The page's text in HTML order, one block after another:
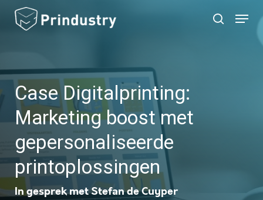
Skip
search
Menu
Case Digitalprinting:
Marketing boost met
gepersonaliseerde
printoplossingen
In gesprek met Stefan de Cuyper